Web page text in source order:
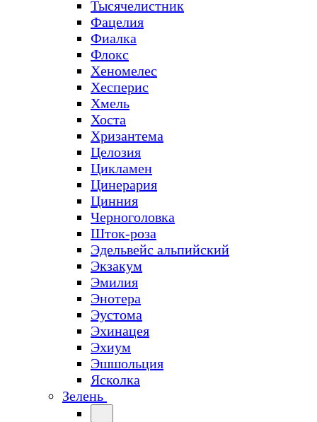
Тысячелистник
Фацелия
Фиалка
Флокс
Хеномелес
Хесперис
Хмель
Хоста
Хризантема
Целозия
Цикламен
Цинерария
Цинния
Черноголовка
Шток-роза
Эдельвейс альпийский
Экзакум
Эмилия
Энотера
Эустома
Эхинацея
Эхиум
Эшшольция
Ясколка
Зелень